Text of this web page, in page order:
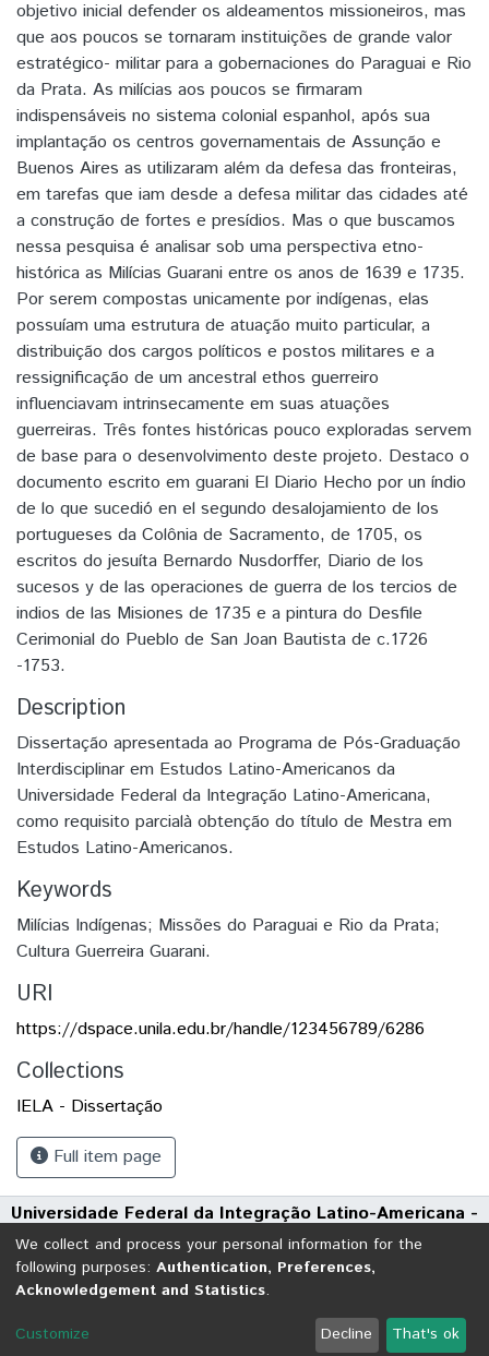
objetivo inicial defender os aldeamentos missioneiros, mas
que aos poucos se tornaram instituições de grande valor
estratégico- militar para a gobernaciones do Paraguai e Rio
da Prata. As milícias aos poucos se firmaram
indispensáveis no sistema colonial espanhol, após sua
implantação os centros governamentais de Assunção e
Buenos Aires as utilizaram além da defesa das fronteiras,
em tarefas que iam desde a defesa militar das cidades até
a construção de fortes e presídios. Mas o que buscamos
nessa pesquisa é analisar sob uma perspectiva etno-
histórica as Milícias Guarani entre os anos de 1639 e 1735.
Por serem compostas unicamente por indígenas, elas
possuíam uma estrutura de atuação muito particular, a
distribuição dos cargos políticos e postos militares e a
ressignificação de um ancestral ethos guerreiro
influenciavam intrinsecamente em suas atuações
guerreiras. Três fontes históricas pouco exploradas servem
de base para o desenvolvimento deste projeto. Destaco o
documento escrito em guarani El Diario Hecho por un índio
de lo que sucedió en el segundo desalojamiento de los
portugueses da Colônia de Sacramento, de 1705, os
escritos do jesuíta Bernardo Nusdorffer, Diario de los
sucesos y de las operaciones de guerra de los tercios de
indios de las Misiones de 1735 e a pintura do Desfile
Cerimonial do Pueblo de San Joan Bautista de c.1726
-1753.
Description
Dissertação apresentada ao Programa de Pós-Graduação
Interdisciplinar em Estudos Latino-Americanos da
Universidade Federal da Integração Latino-Americana,
como requisito parcialà obtenção do título de Mestra em
Estudos Latino-Americanos.
Keywords
Milícias Indígenas; Missões do Paraguai e Rio da Prata;
Cultura Guerreira Guarani.
URI
https://dspace.unila.edu.br/handle/123456789/6286
Collections
IELA - Dissertação
Full item page
Universidade Federal da Integração Latino-Americana -
UNILA
Avenida Tarquínio Joslin dos Santos, 1000 - Polo Universitário
CEP: 85870-650 | Foz do Iguaçu - Paraná
DSpace software
copyright © 2002-2026 LYRASIS
Send Feedback
We collect and process your personal information for the
following purposes: Authentication, Preferences,
Acknowledgement and Statistics.
Customize Decline That's ok